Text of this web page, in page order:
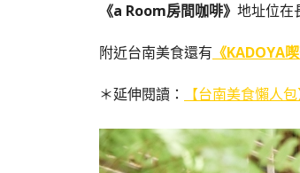
《a Room房間咖啡》 地址位在
附近台南美食還有 《KADOYA
＊延伸閱讀： 【台南美食懶人